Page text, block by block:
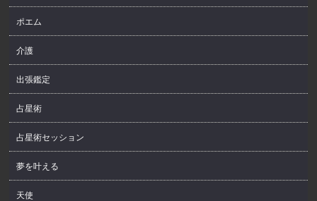
ポエム
介護
出張鑑定
占星術
占星術セッション
夢を叶える
天使